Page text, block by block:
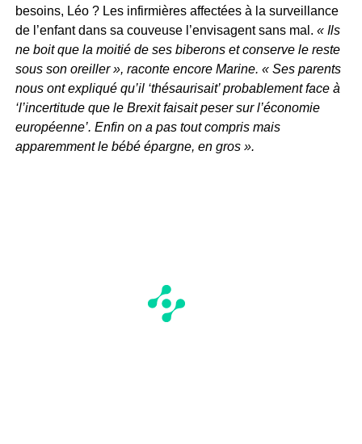
besoins, Léo ? Les infirmières affectées à la surveillance
de l’enfant dans sa couveuse l’envisagent sans mal. « Ils
ne boit que la moitié de ses biberons et conserve le reste
sous son oreiller », raconte encore Marine. « Ses parents
nous ont expliqué qu’il ‘thésaurisait’ probablement face à
‘l’incertitude que le Brexit faisait peser sur l’économie
européenne’. Enfin on a pas tout compris mais
apparemment le bébé épargne, en gros ».